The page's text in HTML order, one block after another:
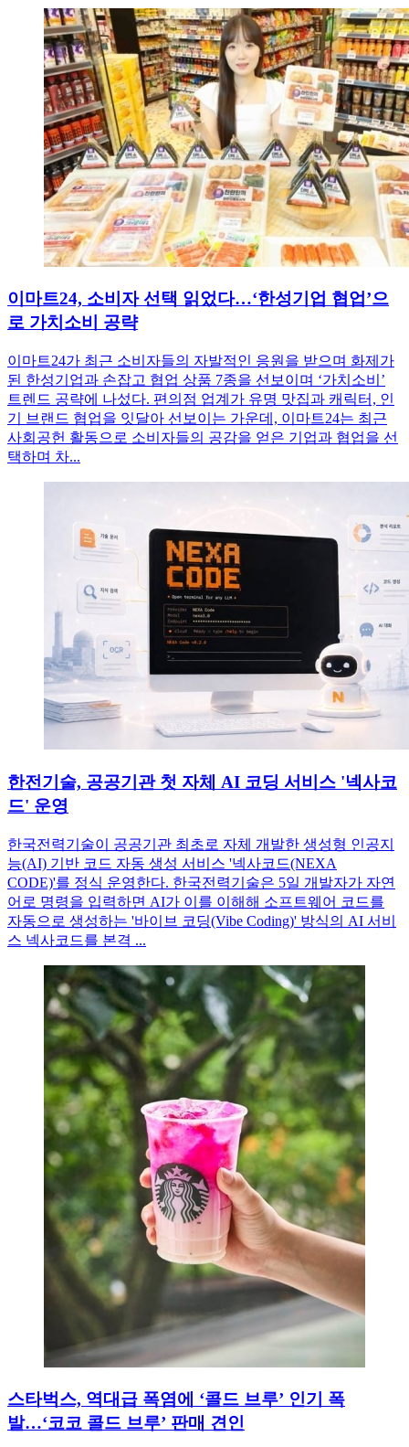
이마트24, 소비자 선택 읽었다…‘한성기업 협업’으
로 가치소비 공략
이마트24가 최근 소비자들의 자발적인 응원을 받으며 화제가
된 한성기업과 손잡고 협업 상품 7종을 선보이며 ‘가치소비’
트렌드 공략에 나섰다. 편의점 업계가 유명 맛집과 캐릭터, 인
기 브랜드 협업을 잇달아 선보이는 가운데, 이마트24는 최근
사회공헌 활동으로 소비자들의 공감을 얻은 기업과 협업을 선
택하며 차...
한전기술, 공공기관 첫 자체 AI 코딩 서비스 '넥사코
드' 운영
한국전력기술이 공공기관 최초로 자체 개발한 생성형 인공지
능(AI) 기반 코드 자동 생성 서비스 '넥사코드(NEXA
CODE)'를 정식 운영한다. 한국전력기술은 5일 개발자가 자연
어로 명령을 입력하면 AI가 이를 이해해 소프트웨어 코드를
자동으로 생성하는 '바이브 코딩(Vibe Coding)' 방식의 AI 서비
스 넥사코드를 본격 ...
스타벅스, 역대급 폭염에 ‘콜드 브루’ 인기 폭
발…‘코코 콜드 브루’ 판매 견인